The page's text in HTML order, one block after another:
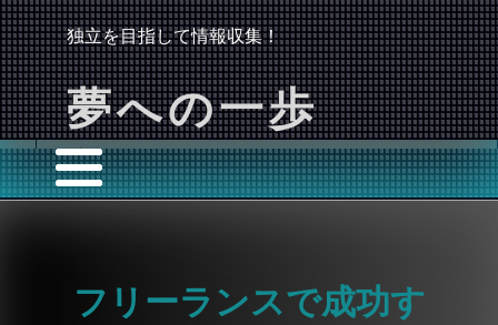
独立を目指して情報収集！
夢への一歩
フリーランスで成功す